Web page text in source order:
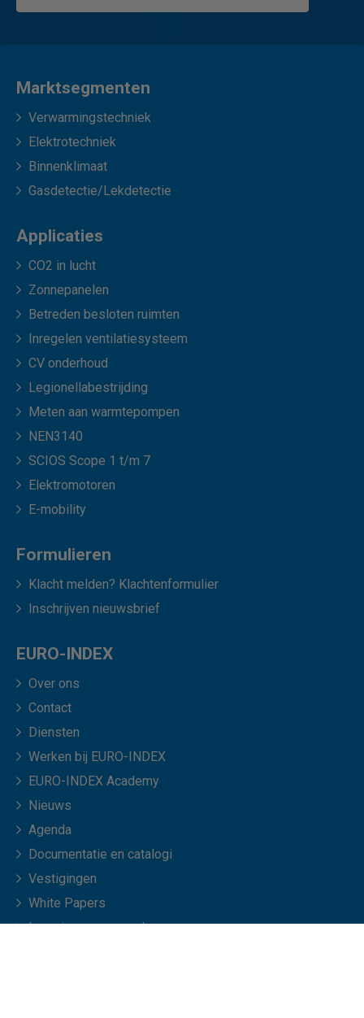
Marktsegmenten
Verwarmingstechniek
Elektrotechniek
Binnenklimaat
Gasdetectie/Lekdetectie
Applicaties
CO2 in lucht
Zonnepanelen
Betreden besloten ruimten
Inregelen ventilatiesysteem
CV onderhoud
Legionellabestrijding
Meten aan warmtepompen
NEN3140
SCIOS Scope 1 t/m 7
Elektromotoren
E-mobility
Formulieren
Klacht melden? Klachtenformulier
Inschrijven nieuwsbrief
EURO-INDEX
Over ons
Contact
Diensten
Werken bij EURO-INDEX
EURO-INDEX Academy
Nieuws
Agenda
Documentatie en catalogi
Vestigingen
White Papers
Leveringsvoorwaarden